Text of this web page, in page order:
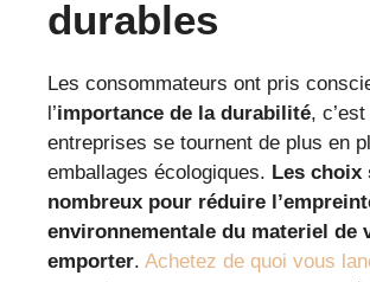
durables
Les consommateurs ont pris
l’importance de la durabilité,
entreprises se tournent de plus en
emballages écologiques. Les choix
nombreux pour réduire
environnementale du materiel de
emporter. Achetez de quoi vous